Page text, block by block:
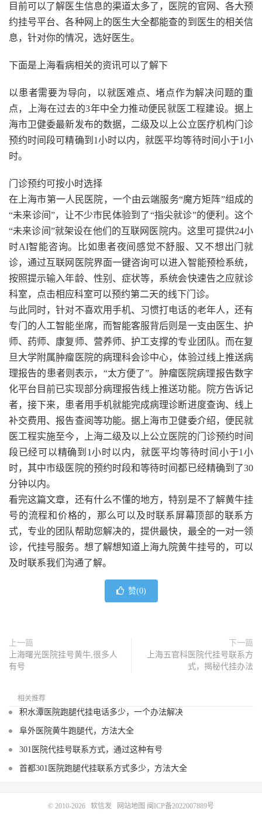
目前可以了解医生信息的渠道太多了，医院的官网、各大预
约挂号平台、各种网上的医生大全都能查的到医生的相关信
息，针对你的情况，选好医生。
下面是上海看病相关的资讯可以了解下
以患者需要为导向，以就医难点、堵点作为解决问题的重
点，上海在过去的3年中全力推动便民就医工程建设。据上
海市卫健委最新发布的数据，二级及以上公立医疗机构门诊
预约时间段可精确到1小时以内，就医平均等待时间小于1小
时。
门诊预约可按小时选择
在上海市第一人民医院，一个由云端服务“魔方矩阵”组成的
“未来诊间”，让不少市民体验到了“指尖就诊”的便利。这个
“未来诊间”就架设在他们的互联网医院内。这里可提供24小
时AI智能咨询。比如患者夜间感觉不舒服、又不想出门就
诊，通过互联网医院界面一键咨询可以进入智能预检系统，
按照提示输入年龄、性别、症状等，系统会快速告之应就诊
科室，点击相应科室可以预约第二天的线下门诊。
与此同时，针对不喜欢用手机、习惯打电话的老年人，还有
专门的人工智能坐席，而智能客服背后则是一支由医生、护
师、药师、康复师、营养师、护工支撑的专业团队。而在复
旦大学附属肿瘤医院的病理科会诊中心，体验过线上推送病
理报告的患者则表示，“太方便了”。肿瘤医院病理报告数字
化平台目前已实现部分病理报告线上推送功能。院方告诉记
者，接下来，患者用手机就能完成病理诊断进度查询、线上
补交费用、报告查阅等功能。据上海市卫健委介绍，便民就
医工程实施至今，上海二级及以上公立医院的门诊预约时间
段已经可以精确到1小时以内，就医平均等待时间小于1小
时，其中市级医院的预约时段和等待时间都已经精确到了30
分钟以内。
看完这篇文章，还有什么不懂的地方，特别是不了解黄牛挂
号的流程和价格的，那么可以及时联系屏幕顶部的联系方
式，专业的团队帮助您解决的，提供最快，最全的一对一领
诊，代挂号服务。想了解想知道上海九院黄牛挂号的，可以
及时联系我们沟通了解。
赞(0)
上一篇
上海曙光医院挂号黄牛,很多人
有号
下一篇
上海五官科医院代挂号联系方
式，揭秘代挂办法
相关推荐
积水潭医院跑腿代挂电话多少，一个办法解决
阜外医院黄牛跑腿代，方法大全
301医院代挂号联系方式，通过这种有号
首都301医院跑腿代挂联系方式多少，方法大全
© 2010-2026 软信发 网站地图 闽ICP备2022007889号